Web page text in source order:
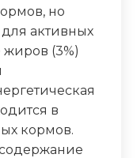
но
активных
(3%)
в
кормов.
содержание